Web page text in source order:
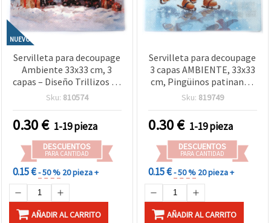
NUEVO
Servilleta para decoupage
Ambiente 33x33 cm, 3
capas – Diseño Trillizos de
Santa, ideal para
decoración festiva y
envoltorio creativo de
regalos
Sku: 810574
0.30€ 1-19 pieza
DESCUENTOS
PARA CANTIDAD
0.15 €- 50 % 20 pieza +
AÑADIR AL CARRITO
Servilleta para decoupage
3 capas AMBIENTE, 33x33
cm, Pingüinos patinando
- 1 unidad
Sku: 819749
0.30€ 1-19 pieza
DESCUENTOS
PARA CANTIDAD
0.15 €- 50 % 20 pieza +
AÑADIR AL CARRITO